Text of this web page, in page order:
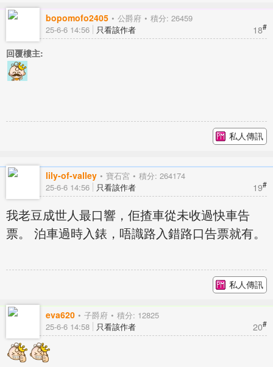
bopomofo2405 公爵府 積分: 26459
18#
25-6-6 14:56 只看該作者
回覆樓主:
私人傳訊
lily-of-valley 寶石宮 積分: 264174
19#
25-6-6 14:56 只看該作者
我老豆成世人最口響，佢揸車從未收過快車告
票。 泊車過時入錶，唔識路入錯路口告票就有。
私人傳訊
eva620 子爵府 積分: 12825
20#
25-6-6 14:58 只看該作者